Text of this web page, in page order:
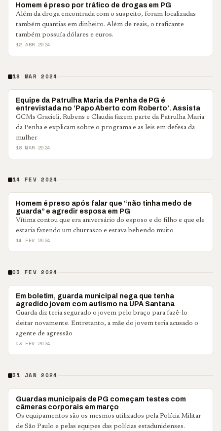
POLICIAL
Homem é preso por tráfico de drogas em PG
Além da droga encontrada com o suspeito, foram localizadas
também quantias em dinheiro. Além de reais, o traficante
também possuía dólares e euros.
12 ABR 2024
18 MAR 2024
COLUNISTAS
Equipe da Patrulha Maria da Penha de PG é
entrevistada no ‘Papo Aberto com Roberto’. Assista
GCMs Gracieli, Rubens e Claudia fazem parte da Patrulha Maria
da Penha e explicam sobre o programa e as leis em defesa da
mulher
18 MAR 2024
14 FEV 2024
POLICIAL
Homem é preso após falar que “não tinha medo de
guarda” e agredir esposa em PG
Vítima contou que era aniversário do esposo e do filho e que ele
estaria fazendo um churrasco e estava bebendo muito
14 FEV 2024
03 FEV 2024
#VCCOMABNT
Em boletim, guarda municipal nega que tenha
agredido jovem com autismo na UPA Santana
Guarda diz teria segurado o jovem pelo braço para fazê-lo
deitar novamente. Entretanto, a mãe do jovem teria acusado o
agente de agressão
03 FEV 2024
31 JAN 2024
PONTA GROSSA
Guardas municipais de PG começam testes com
câmeras corporais em março
Os equipamentos são os mesmos utilizados pela Polícia Militar
de São Paulo e pelas equipes das polícias estadunidenses.